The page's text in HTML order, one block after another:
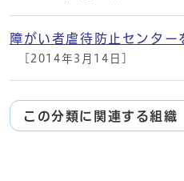
障がい者虐待防止センター
[2014年3月14日]
この分類に関連する組織